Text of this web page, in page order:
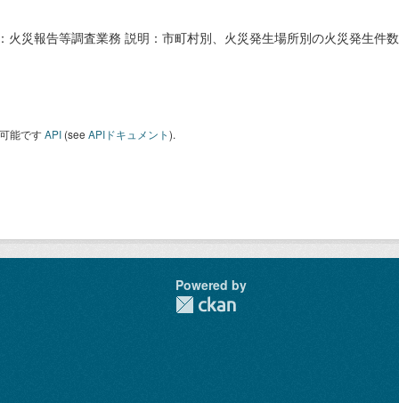
火災報告等調査業務 説明：市町村別、火災発生場所別の火災発生件数
能ですAPI (see APIドキュメント).
Powered by